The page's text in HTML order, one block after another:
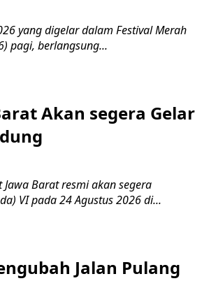
yang digelar dalam Festival Merah
pagi, berlangsung...
Akan segera Gelar
Jawa Barat resmi akan segera
VI pada 24 Agustus 2026 di...
Jalan Pulang